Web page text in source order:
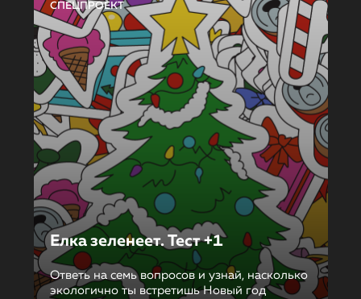
СПЕЦПРОЕКТ
Елка зеленеет. Тест +1
Ответь на семь вопросов и узнай, насколько
экологично ты встретишь Новый год